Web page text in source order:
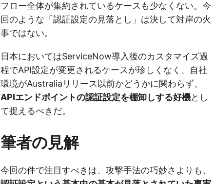
フロー全体が集約されているケースも少なくない。今
回のような「認証設定の見落とし」は決して対岸の火
事ではない。
日本においてはServiceNow導入後のカスタマイズ過
程でAPI設定が変更されるケースが珍しくなく、自社
環境がAustraliaリリース以前かどうかに関わらず、
APIエンドポイントの認証設定を棚卸しする好機とし
て捉えるべきだ。
筆者の見解
今回の件で注目すべきは、攻撃手法の巧妙さよりも、